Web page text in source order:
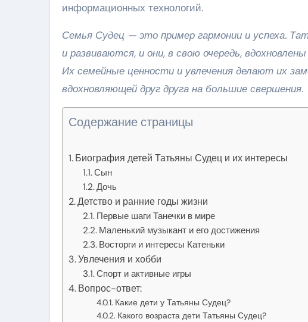
информационных технологий.
Семья Судец — это пример гармонии и успеха.
и развиваются, и они, в свою очередь,
Их семейные ценности и увлечения делают их
вдохновляющей друг друга на большие свершения.
Содержание страницы
Биография детей Татьяны Судец и их интересы
Сын
Дочь
Детство и ранние годы жизни
Первые шаги Танечки в мире
Маленький музыкант и его достижения
Восторги и интересы Катеньки
Увлечения и хобби
Спорт и активные игры
Вопрос-ответ:
Какие дети у Татьяны Судец?
Какого возраста дети Татьяны Судец?